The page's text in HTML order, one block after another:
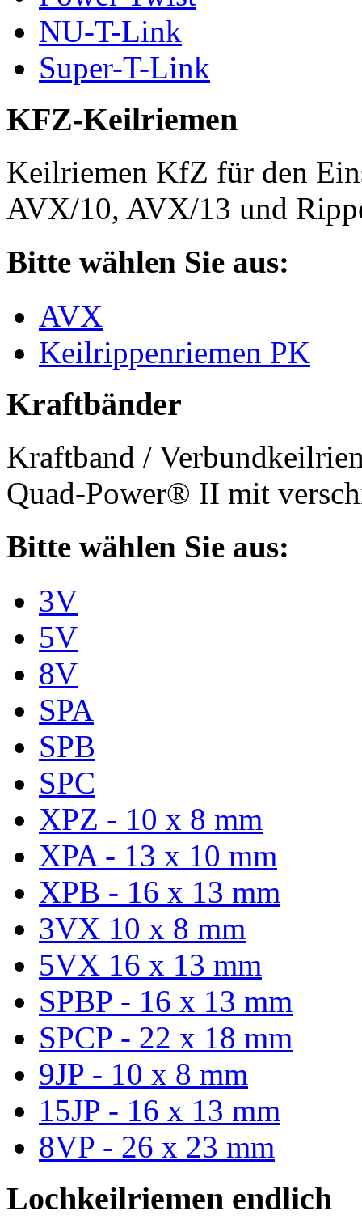
NU-T-Link
Super-T-Link
KFZ-Keilriemen
Keilriemen KfZ für den
AVX/10, AVX/13 und
Bitte wählen Sie aus:
AVX
Keilrippenriemen PK
Kraftbänder
Kraftband /
Quad-Power® II mit
Bitte wählen Sie aus:
3V
5V
8V
SPA
SPB
SPC
XPZ - 10 x 8 mm
XPA - 13 x 10 mm
XPB - 16 x 13 mm
3VX 10 x 8 mm
5VX 16 x 13 mm
SPBP - 16 x 13 mm
SPCP - 22 x 18 mm
9JP - 10 x 8 mm
15JP - 16 x 13 mm
8VP - 26 x 23 mm
Lochkeilriemen endlich